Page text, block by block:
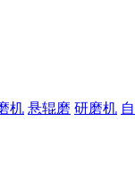
机 悬辊磨 研磨机